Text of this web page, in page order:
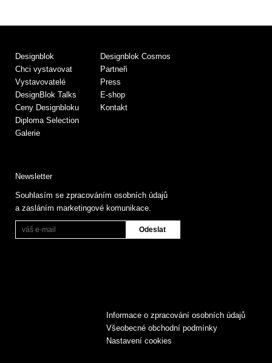
Designblok
Chci vystavovat
Vystavovatelé
DesignBlok Talks
Ceny Designbloku
Diploma Selection
Galerie
Designblok Cosmos
Partneři
Press
E-shop
Kontakt
Newsletter
Souhlasím se zpracováním osobních údajů
a zasláním marketingové komunikace.
Informace o zpracování osobních údajů
Všeobecné obchodní podmínky
Nastavení cookies